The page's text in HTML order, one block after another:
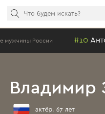
#10 Антон Батырев
Владимир
актёр, 67 лет